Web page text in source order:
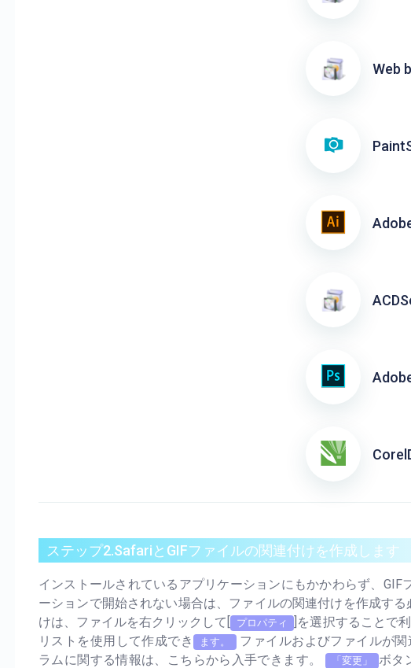
Web
ステップ2.SafariとGIFファイルの関連付けを作成します
インストールされているアプリケーションにもかかわらず、GIF
ーションで開始されない場合は、ファイルの関連付けを作成す
けは、ファイルを右クリックして[ プロパティ
]を選択することで
リストを使用して作成でき
ます。
ファイルおよびファイルが
ラムに関する情報は、こちらから入手できます。
「変更」 ボタ